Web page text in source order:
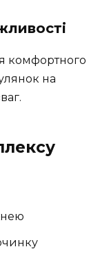
комфортного
на